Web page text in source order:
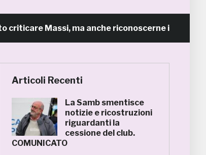
Massi, ma anche riconoscerne i meriti
Articoli Recenti
La Samb smentisce
notizie e ricostruzioni
riguardanti la
cessione del club.
COMUNICATO